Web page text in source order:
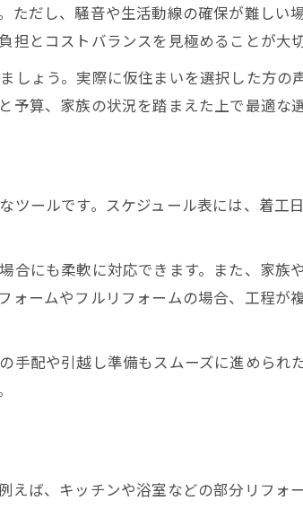
ぼす影響とは
比較
ム日程の違い
計画を立てる
を正しく把握
的な段取りを実現
だし、騒音や生活動線の確保が難しい
とコストバランスを見極めることが大切
ょう。実際に仮住まいを選択した方の
算、家族の状況を踏まえた上で最適な
ールです。スケジュール表には、着工
にも柔軟に対応できます。また、家族
ームやフルリフォームの場合、工程が
配や引越し準備もスムーズに進められ
ば、キッチンや浴室などの部分リフォ